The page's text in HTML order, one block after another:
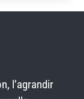
l’agrandir